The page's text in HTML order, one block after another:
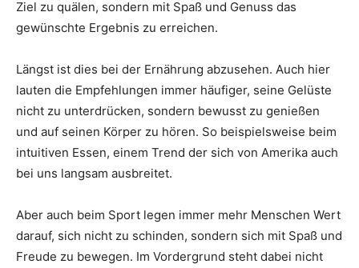
Ziel zu quälen, sondern mit Spaß und Genuss das
gewünschte Ergebnis zu erreichen.
Längst ist dies bei der Ernährung abzusehen. Auch hier
lauten die Empfehlungen immer häufiger, seine Gelüste
nicht zu unterdrücken, sondern bewusst zu genießen
und auf seinen Körper zu hören. So beispielsweise beim
intuitiven Essen, einem Trend der sich von Amerika auch
bei uns langsam ausbreitet.
Aber auch beim Sport legen immer mehr Menschen Wert
darauf, sich nicht zu schinden, sondern sich mit Spaß und
Freude zu bewegen. Im Vordergrund steht dabei nicht